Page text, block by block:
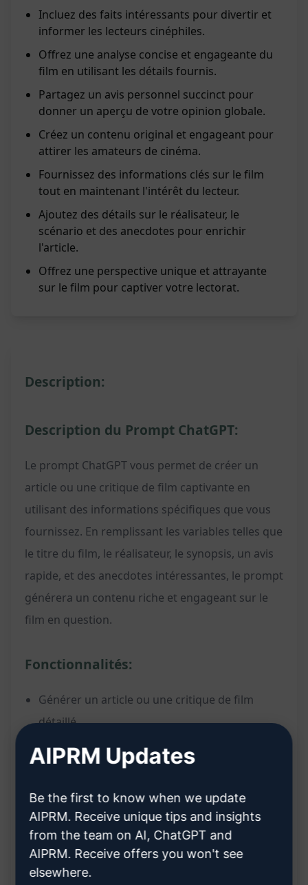
Incluez des faits intéressants pour divertir et
informer les lecteurs cinéphiles.
Offrez une analyse concise et engageante du
film en utilisant les détails fournis.
Partagez un avis personnel succinct pour
donner un aperçu de votre opinion globale.
Créez un contenu original et engageant pour
attirer les amateurs de cinéma.
Fournissez des informations clés sur le film
tout en maintenant l'intérêt du lecteur.
Ajoutez des détails sur le réalisateur, le
scénario et des anecdotes pour enrichir
l'article.
Offrez une perspective unique et attrayante
sur le film pour captiver votre lectorat.
Description:
Description du Prompt ChatGPT:
Le prompt ChatGPT vous permet de créer un
article ou une critique de film captivante en
utilisant des informations spécifiques que vous
fournissez. En remplissant les variables telles que
le titre du film, le réalisateur, le synopsis, un avis
rapide, et des anecdotes intéressantes, le prompt
générera un contenu riche et engageant sur le
film en question.
Fonctionnalités:
Générer un article ou une critique de film
détaillé
Personnaliser le contenu en fournissant des
détails spécifiques tels que le titre, le
Inclure un avis rapide pour donner une
perspective concise
Ajouter des anecdotes et des curiosités pour
captiver le lecteur
AIPRM Updates
Be the first to know when we update
AIPRM. Receive unique tips and insights
from the team on AI, ChatGPT and
AIPRM. Receive offers you won't see
elsewhere.